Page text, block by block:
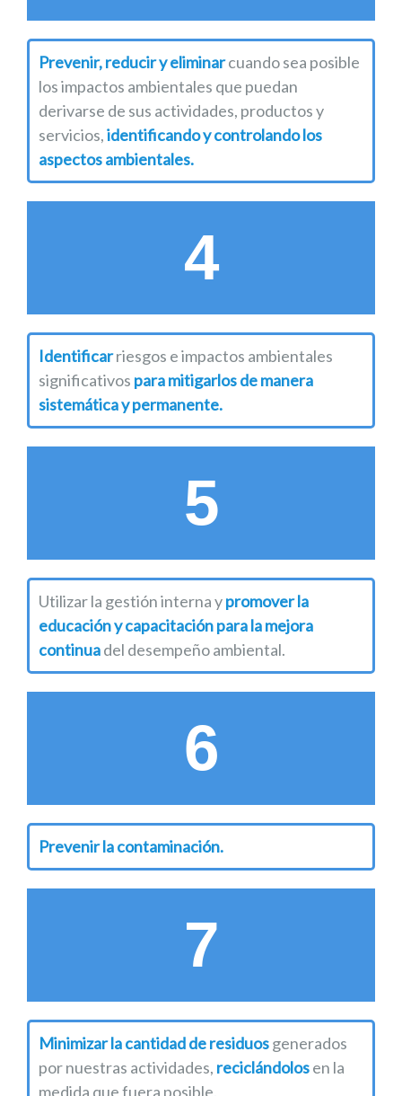
Prevenir, reducir y eliminarcuando sea posible
los impactos ambientales que puedan
derivarse de sus actividades, productos y
servicios,identificando y controlando los
aspectos ambientales.
4
Identificarriesgos e impactos ambientales
significativos para mitigarlos de manera
sistemática y permanente.
5
Utilizar la gestión interna ypromover la
educación y capacitación para la mejora
continuadel desempeño ambiental.
6
Prevenir la contaminación.
7
Minimizar la cantidad de residuosgenerados
por nuestras actividades, reciclándolosen la
medida que fuera posible.